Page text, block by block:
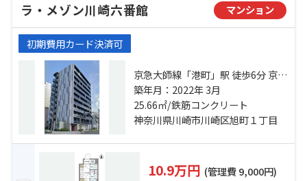
ラ・メゾン川崎六番館 マンション
初期費用カード決済可
京急大師線「港町」駅 徒歩6分 京急
本線「京急川崎」駅 徒歩11分 京浜
東北線「川崎」駅 徒歩14分
築年月：2022年 3月
25.66㎡/鉄筋コンクリート
神奈川県川崎市川崎区旭町１丁目
10.9万円 (管理費 9,000円)